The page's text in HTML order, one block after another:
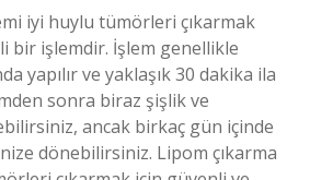
iyi huylu tümörleri çıkarmak
bir işlemdir. İşlem genellikle
yapılır ve yaklaşık 30 dakika ila
sonra biraz şişlik ve
ancak birkaç gün içinde
dönebilirsiniz. Lipom çıkarma